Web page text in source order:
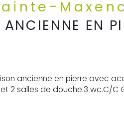
EN
2 salles de douche.3 wc.C/C